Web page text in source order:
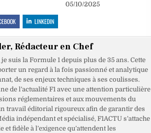
05/10/2025
LINKEDIN
Rédacteur en Chef
suis la Formule 1 depuis plus de 35 ans. Cette
un regard à la fois passionné et analytique
de ses enjeux techniques à ses coulisses.
de l’actualité F1 avec une attention particulière
réglementaires et aux mouvements du
travail éditorial rigoureux afin de garantir des
indépendant et spécialisé, F1ACTU s’attache
fidèle à l’exigence qu’attendent les